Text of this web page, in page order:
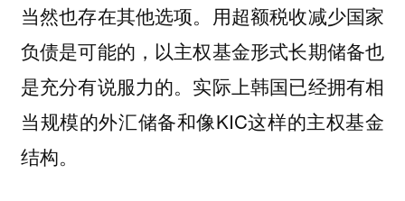
当然也存在其他选项。用超额税收减少国家
负债是可能的，以主权基金形式长期储备也
是充分有说服力的。实际上韩国已经拥有相
当规模的外汇储备和像KIC这样的主权基金
结构。